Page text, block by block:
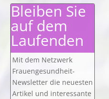
Bleiben Sie
auf dem
Laufenden
Mit dem Netzwerk
Frauengesundheit-
Newsletter die neuesten
Artikel und interessante